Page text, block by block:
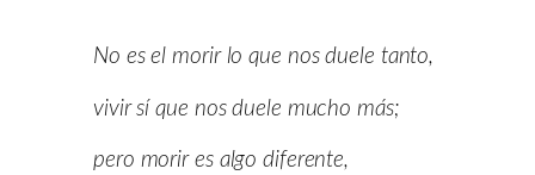
No es el morir lo que nos duele tanto,
vivir sí que nos duele mucho más;
pero morir es algo diferente,